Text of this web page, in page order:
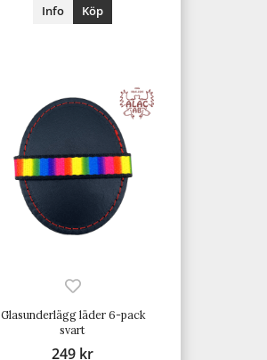
Info Köp
Glasunderlägg läder 6-pack
svart
249 kr